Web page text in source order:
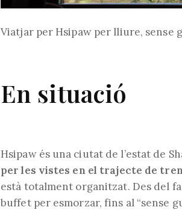
Viatjar per Hsipaw per lliure, sense
En situació
Hsipaw és una ciutat de l’estat de
per les vistes en el trajecte de
està totalment organitzat. Des del
buffet per esmorzar, fins al “sense